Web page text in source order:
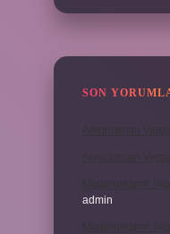
SON
admin